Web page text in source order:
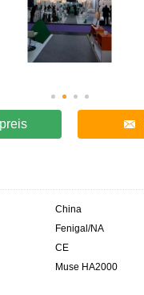
China
Fenigal/NA
CE
Muse HA2000